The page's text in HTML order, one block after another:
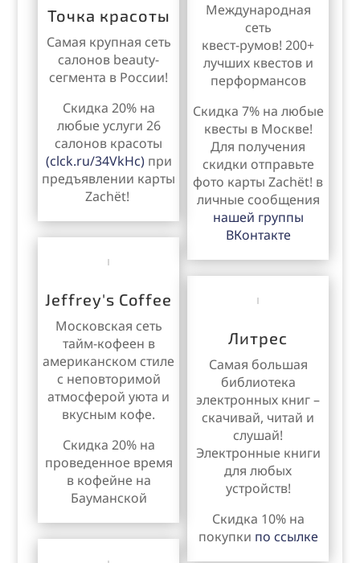
Точка красоты
Самая крупная сеть
салонов beauty-
сегмента в России!
Скидка 20% на
любые услуги 26
салонов красоты
(clck.ru/34VkHc)при
предъявлении карты
Zachёt!
Jeffrey's Coffee
Московская сеть
тайм-кофеен в
американском стиле
с неповторимой
атмосферой уюта и
вкусным кофе.
Скидка 20% на
проведенное время
в кофейне на
Бауманской
Международная
сеть
квест-румов! 200+
лучших квестов и
перформансов
Скидка 7% на любые
квесты в Москве!
Для получения
скидки отправьте
фото картыZachёt! в
личные сообщения
нашей группы
ВКонтакте
Литрес
Самая большая
библиотека
электронных книг –
скачивай, читай и
слушай!
Электронные книги
для любых
устройств!
Скидка 10% на
покупки по ссылке